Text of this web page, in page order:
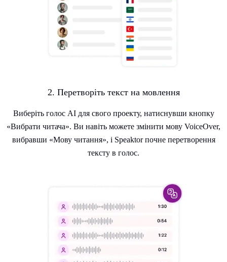
2. Перетворіть текст на мовлення
Виберіть голос AI для свого проекту, натиснувши кнопку
«Вибрати читача». Ви навіть можете змінити мову VoiceOver,
вибравши «Мову читання», і Speaktor почне перетворення
тексту в голос.